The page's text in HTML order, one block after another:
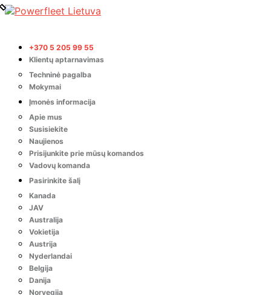
+370 5 205 99 55
Klientų aptarnavimas
Techninė pagalba
Mokymai
Įmonės informacija
Apie mus
Susisiekite
Naujienos
Prisijunkite prie mūsų komandos
Vadovų komanda
Pasirinkite šalį
Kanada
JAV
Australija
Vokietija
Austrija
Nyderlandai
Belgija
Danija
Norvegija